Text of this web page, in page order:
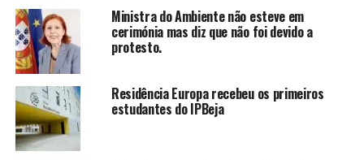
Ministra do Ambiente não esteve em
cerimónia mas diz que não foi devido a
protesto.
Residência Europa recebeu os primeiros
estudantes do IPBeja